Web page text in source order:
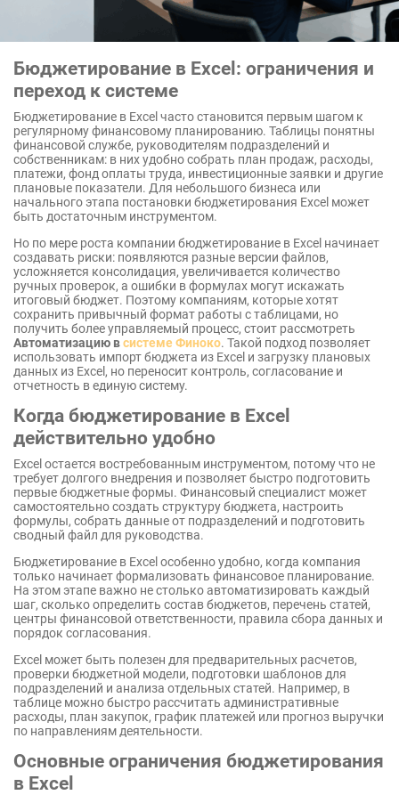
Бюджетирование в Excel: ограничения и
переход к системе
Бюджетирование в Excel часто становится первым шагом к
регулярному финансовому планированию. Таблицы понятны
финансовой службе, руководителям подразделений и
собственникам: в них удобно собрать план продаж, расходы,
платежи, фонд оплаты труда, инвестиционные заявки и другие
плановые показатели. Для небольшого бизнеса или
начального этапа постановки бюджетирования Excel может
быть достаточным инструментом.
Но по мере роста компании бюджетирование в Excel начинает
создавать риски: появляются разные версии файлов,
усложняется консолидация, увеличивается количество
ручных проверок, а ошибки в формулах могут искажать
итоговый бюджет. Поэтому компаниям, которые хотят
сохранить привычный формат работы с таблицами, но
получить более управляемый процесс, стоит рассмотреть
Автоматизацию всистеме Финоко. Такой подход позволяет
использовать импорт бюджета из Excel и загрузку плановых
данных из Excel, но переносит контроль, согласование и
отчетность в единую систему.
Когда бюджетирование в Excel
действительно удобно
Excel остается востребованным инструментом, потому что не
требует долгого внедрения и позволяет быстро подготовить
первые бюджетные формы. Финансовый специалист может
самостоятельно создать структуру бюджета, настроить
формулы, собрать данные от подразделений и подготовить
сводный файл для руководства.
Бюджетирование в Excel особенно удобно, когда компания
только начинает формализовать финансовое планирование.
На этом этапе важно не столько автоматизировать каждый
шаг, сколько определить состав бюджетов, перечень статей,
центры финансовой ответственности, правила сбора данных и
порядок согласования.
Excel может быть полезен для предварительных расчетов,
проверки бюджетной модели, подготовки шаблонов для
подразделений и анализа отдельных статей. Например, в
таблице можно быстро рассчитать административные
расходы, план закупок, график платежей или прогноз выручки
по направлениям деятельности.
Основные ограничения бюджетирования
в Excel